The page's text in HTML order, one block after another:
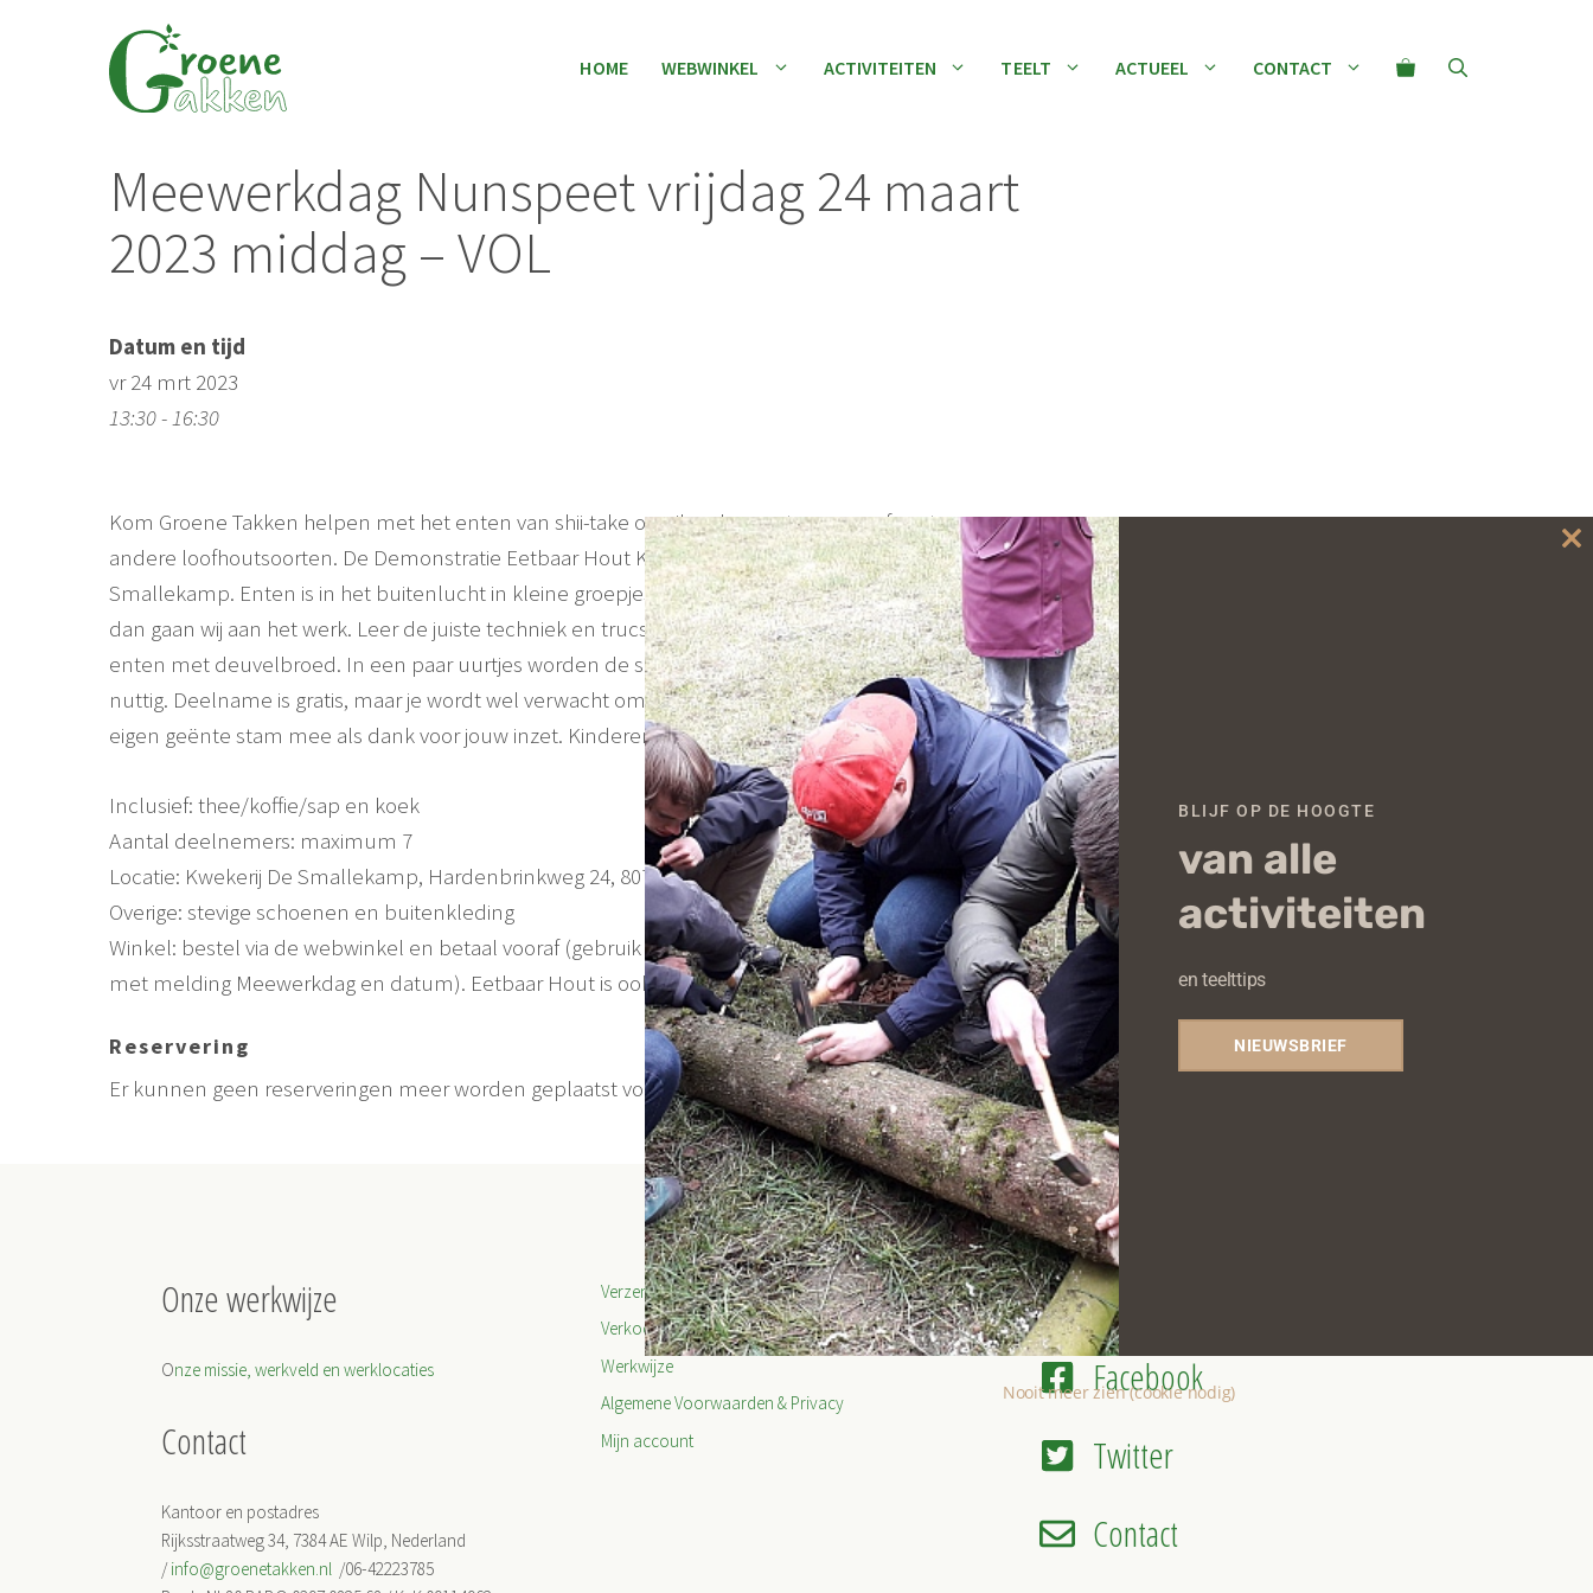
HOME WEBWINKEL ACTIVITEITEN TEELT ACTUEEL CONTACT
Meewerkdag Nunspeet vrijdag 24 maart
2023 middag – VOL
Datum en tijd
vr 24 mrt 2023
13:30 - 16:30
Kom Groene Takken helpen met het enten van shii-take op eiken boomstammen of oesterzwam op
andere loofhoutsoorten. De Demonstratie Eetbaar Hout Kwekerij in Nunspeet is op Kwekerij De
Smallekamp. Enten is in het buitenlucht in kleine groepjes. Wij beginnen met een korte uitleg en
dan gaan wij aan het werk. Leer de juiste techniek en trucs om een boomstam op de juiste manier te
enten met deuvelbroed. In een paar uurtjes worden de spieren goed warm en het is gezellig en
nuttig. Deelname is gratis, maar je wordt wel verwacht om hard te werken! Na afloop krijg je een
eigen geënte stam mee als dank voor jouw inzet. Kinderen zijn welkom in overleg.
Inclusief: thee/koffie/sap en koek
Aantal deelnemers: maximum 7
Locatie: Kwekerij De Smallekamp, Hardenbrinkweg 24, 8071 SM Nunspeet
Overige: stevige schoenen en buitenkleding
Winkel: bestel via de webwinkel en betaal vooraf (gebruik Direct Overschrijving zonder verzendkosten
met melding Meewerkdag en datum). Eetbaar Hout is ook beschikbaar op de kwekerij.
Reservering
Er kunnen geen reserveringen meer worden geplaatst voor dit evenement.
Onze werkwijze
Onze missie, werkveld en werklocaties
Contact
Kantoor en postadres
Rijksstraatweg 34, 7384 AE Wilp, Nederland
/info@groenetakken.nl /06-42223785
Verzendinformatie
Verkooppunten 2026
Werkwijze
Algemene Voorwaarden & Privacy
Mijn account
Nieuwsbrief
Facebook
Twitter
Contact
BLIJF OP DE HOOGTE
van alle
activiteiten
en teelttips
NIEUWSBRIEF
Nooit meer zien (cookie nodig)